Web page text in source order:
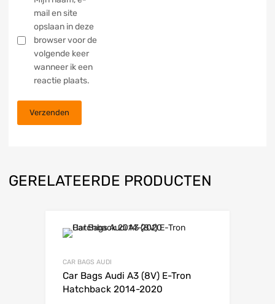
mail en site
opslaan in deze
browser voor de
volgende keer
wanneer ik een
reactie plaats.
GERELATEERDE PRODUCTEN
CAR BAGS AUDI
Car Bags Audi A3 (8V) E-Tron
Hatchback 2014-2020